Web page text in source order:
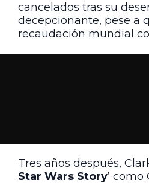
cancelados tras su
decepcionante, pese a
recaudación mundial
Tres años después,
Star Wars Story’ como